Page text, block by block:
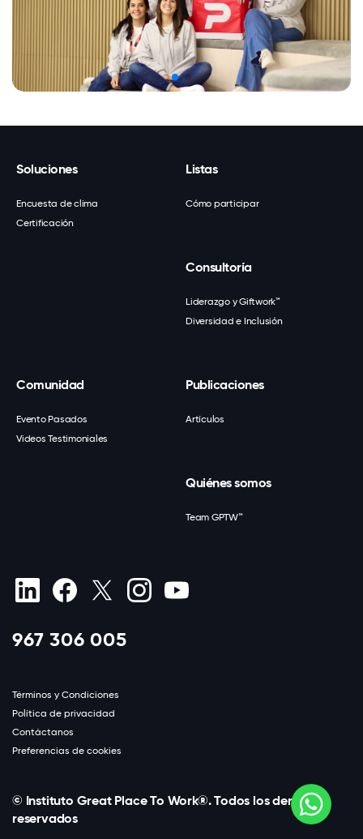
Soluciones
Encuesta de clima
Certificación
Listas
Cómo participar
Consultoría
Liderazgo y Giftwork™
Diversidad e Inclusión
Comunidad
Evento Pasados
Videos Testimoniales
Publicaciones
Artículos
Quiénes somos
Team GPTW™
967 306 005
Términos y Condiciones
Política de privacidad
Contáctanos
Preferencias de cookies
© Instituto Great Place To Work®. Todos los derechos
reservados